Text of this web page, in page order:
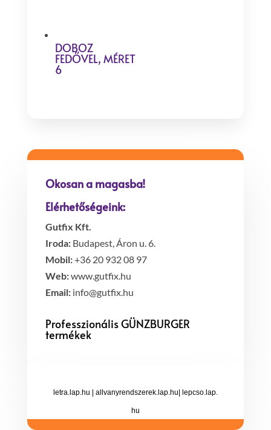
DOBOZ
FEDŐVEL, MÉRET
6
Okosan a magasba!
Elérhetőségeink:
Gutfix Kft.
Iroda:Budapest, Áron u. 6.
Mobil:+36 20 932 08 97
Web:www.gutfix.hu
Email: info@gutfix.hu
Professzionális GÜNZBURGER
termékek
letra.lap.hu | allvanyrendszerek.lap.hu| lepcso.lap.
hu